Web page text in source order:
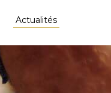
Actualités